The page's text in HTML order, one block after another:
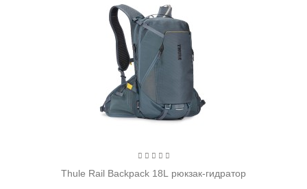
Thule Rail Backpack 18L рюкзак-гидратор